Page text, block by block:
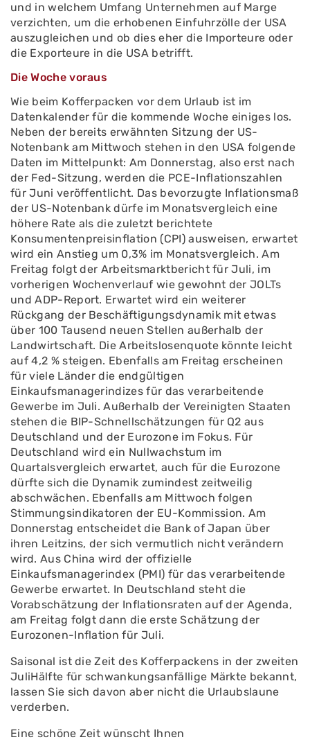
und in welchem Umfang Unternehmen auf Marge
verzichten, um die erhobenen Einfuhrzölle der USA
auszugleichen und ob dies eher die Importeure oder
die Exporteure in die USA betrifft.
Die Woche voraus
Wie beim Kofferpacken vor dem Urlaub ist im
Datenkalender für die kommende Woche einiges los.
Neben der bereits erwähnten Sitzung der US-
Notenbank am Mittwoch stehen in den USA folgende
Daten im Mittelpunkt: Am Donnerstag, also erst nach
der Fed-Sitzung, werden die PCE-Inflationszahlen
für Juni veröffentlicht. Das bevorzugte Inflationsmaß
der US-Notenbank dürfe im Monatsvergleich eine
höhere Rate als die zuletzt berichtete
Konsumentenpreisinflation (CPI) ausweisen, erwartet
wird ein Anstieg um 0,3% im Monatsvergleich. Am
Freitag folgt der Arbeitsmarktbericht für Juli, im
vorherigen Wochenverlauf wie gewohnt der JOLTs
und ADP-Report. Erwartet wird ein weiterer
Rückgang der Beschäftigungsdynamik mit etwas
über 100 Tausend neuen Stellen außerhalb der
Landwirtschaft. Die Arbeitslosenquote könnte leicht
auf 4,2 % steigen. Ebenfalls am Freitag erscheinen
für viele Länder die endgültigen
Einkaufsmanagerindizes für das verarbeitende
Gewerbe im Juli. Außerhalb der Vereinigten Staaten
stehen die BIP-Schnellschätzungen für Q2 aus
Deutschland und der Eurozone im Fokus. Für
Deutschland wird ein Nullwachstum im
Quartalsvergleich erwartet, auch für die Eurozone
dürfte sich die Dynamik zumindest zeitweilig
abschwächen. Ebenfalls am Mittwoch folgen
Stimmungsindikatoren der EU-Kommission. Am
Donnerstag entscheidet die Bank of Japan über
ihren Leitzins, der sich vermutlich nicht verändern
wird. Aus China wird der offizielle
Einkaufsmanagerindex (PMI) für das verarbeitende
Gewerbe erwartet. In Deutschland steht die
Vorabschätzung der Inflationsraten auf der Agenda,
am Freitag folgt dann die erste Schätzung der
Eurozonen-Inflation für Juli.
Saisonal ist die Zeit des Kofferpackens in der zweiten
JuliHälfte für schwankungsanfällige Märkte bekannt,
lassen Sie sich davon aber nicht die Urlaubslaune
verderben.
Eine schöne Zeit wünscht Ihnen